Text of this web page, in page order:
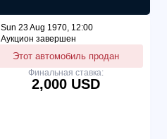
Sun 23 Aug 1970, 12:00
Аукцион завершен
Этот автомобиль продан
Финальная ставка:
2,000 USD